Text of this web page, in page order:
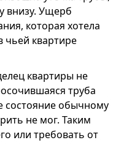
внизу. Ущерб
которая хотела
чьей квартире
квартиры не
труба
состояние обычному
не мог. Таким
или требовать от